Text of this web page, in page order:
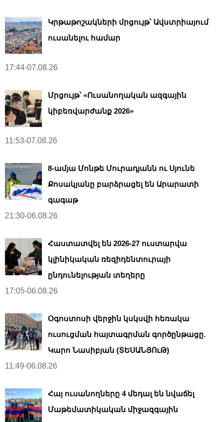
Կրթաթոշակների մրցույթ՝ Ավստրիայում
ուսանելու համար
17:44-07.08.26
Մրցույթ՝ «Ուսանողական ազգային
կիբեռվարժանք 2026»
11:53-07.08.26
8-ամյա Մոնթե Մուրադյանն ու Սյունե
Քոսակյանը բարձրացել են Արարատի
գագաթ
21:30-06.08.26
Հաստատվել են 2026-27 ուստարվա
կլինիկական ռեզիդենտուրայի
ընդունելության տեղերը
17:05-06.08.26
Օգոստոսի վերջին կսկսվի հեռակա
ուսուցման հայտագրման գործընթացը.
Կարո Նասիբյան (ՏԵՍԱՆՅՈւԹ)
11:49-06.08.26
Հայ ուսանողները 4 մեդալ են նվաճել
Մաթեմատիկական միջազգային